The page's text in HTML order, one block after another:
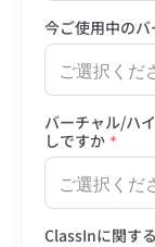
今ご使用中の
ご選択くだ
バーチャル/ハ
しですか *
ご選択くだ
ClassInに関す